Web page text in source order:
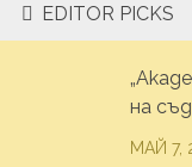
EDITOR PICKS
на
МАЙ 7,